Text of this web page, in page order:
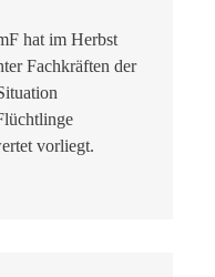
hat im Herbst
Fachkräften der
vorliegt.